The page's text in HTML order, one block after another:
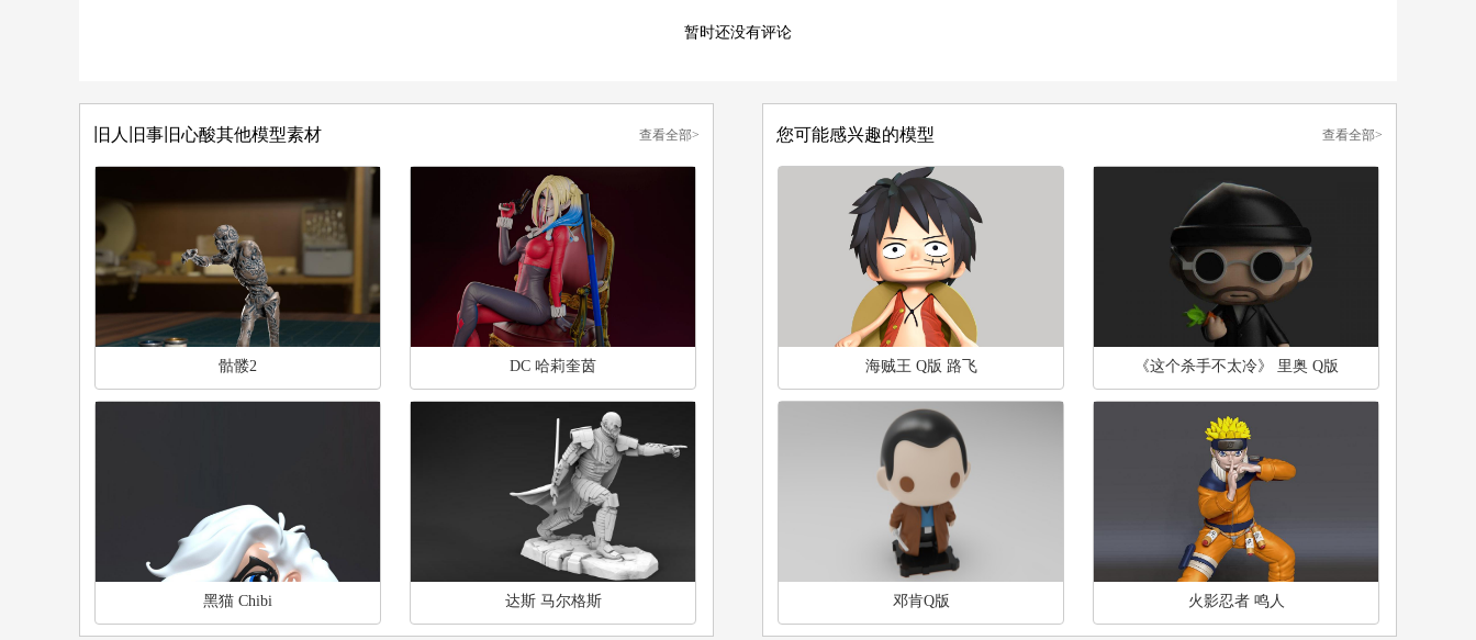
暂时还没有评论
旧人旧事旧心酸其他模型素材 查看全部>
骷髅2 DC 哈莉奎茵
黑猫 Chibi 达斯 马尔格斯
您可能感兴趣的模型 查看全部>
海贼王 Q版 路飞 《这个杀手不太冷》 里奥 Q版
邓肯Q版 火影忍者 鸣人